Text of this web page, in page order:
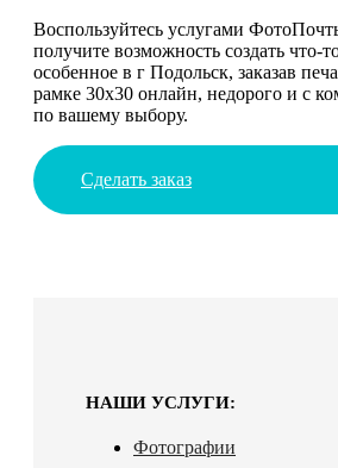
Воспользуйтесь услугами
получите возможность создать что-
особенное в г Подольск, заказав
рамке 30х30 онлайн, недорого и с
по вашему выбору.
Сделать заказ
НАШИ УСЛУГИ:
Фотографии